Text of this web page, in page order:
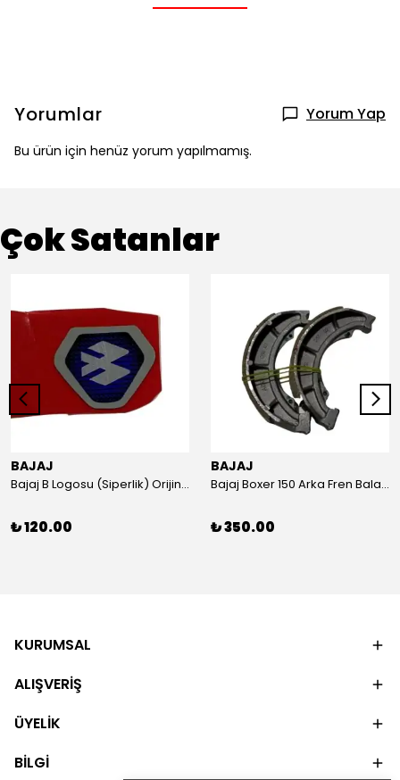
Yorumlar Yorum Yap
Bu ürün için henüz yorum yapılmamış.
Çok Satanlar
BAJAJ
Bajaj B Logosu (Siperlik) Orijinal
₺ 120.00
BAJAJ
Bajaj Boxer 150 Arka Fren Balatası Orijinal
₺ 350.00
KURUMSAL
ALIŞVERİŞ
ÜYELİK
BİLGİ